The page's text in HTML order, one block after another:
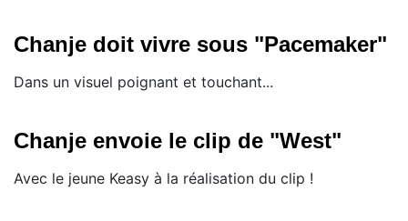
Chanje doit vivre sous "Pacemaker"
Dans un visuel poignant et touchant...
Chanje envoie le clip de "West"
Avec le jeune Keasy à la réalisation du clip !